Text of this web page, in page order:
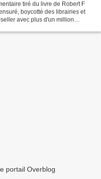
tiré du livre de Robert F
boycotté des librairies et
avec plus d'un million
portail Overblog